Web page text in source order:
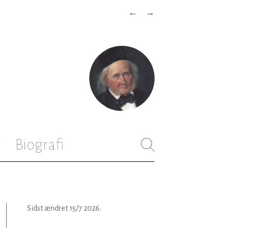
← →
Biografi
Sidst ændret 15/7 2026.